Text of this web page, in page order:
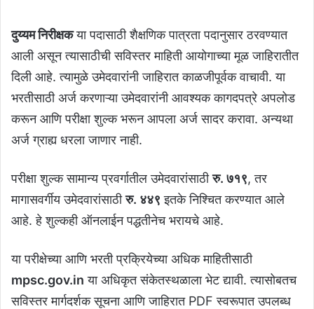
दुय्यम निरीक्षकया पदासाठी शैक्षणिक पात्रता पदानुसार ठरवण्यात
आली असून त्यासाठीची सविस्तर माहिती आयोगाच्या मूळ जाहिरातीत
दिली आहे. त्यामुळे उमेदवारांनी जाहिरात काळजीपूर्वक वाचावी. या
भरतीसाठी अर्ज करणाऱ्या उमेदवारांनी आवश्यक कागदपत्रे अपलोड
करून आणि परीक्षा शुल्क भरून आपला अर्ज सादर करावा. अन्यथा
अर्ज ग्राह्य धरला जाणार नाही.
परीक्षा शुल्क सामान्य प्रवर्गातील उमेदवारांसाठीरु. ७१९, तर
मागासवर्गीय उमेदवारांसाठीरु. ४४९ इतके निश्चित करण्यात आले
आहे. हे शुल्कही ऑनलाईन पद्धतीनेच भरायचे आहे.
या परीक्षेच्या आणि भरती प्रक्रियेच्या अधिक माहितीसाठी
mpsc.gov.in या अधिकृत संकेतस्थळाला भेट द्यावी. त्यासोबतच
सविस्तर मार्गदर्शक सूचना आणि जाहिरात PDF स्वरूपात उपलब्ध